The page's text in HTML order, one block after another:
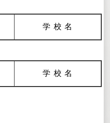
学校名
学校名